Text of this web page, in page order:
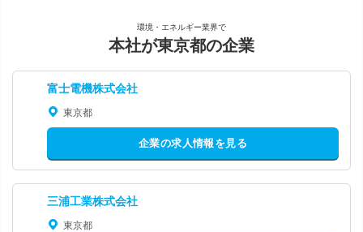
環境・エネルギー業界で
本社が東京都の企業
富士電機株式会社
東京都
企業の求人情報を見る
三浦工業株式会社
東京都